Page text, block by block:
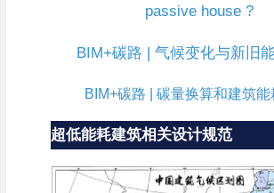
passive house ?
BIM+碳路 | 气候变化与新旧
BIM+碳路 | 碳量换算和建筑
超低能耗建筑相关设计规范